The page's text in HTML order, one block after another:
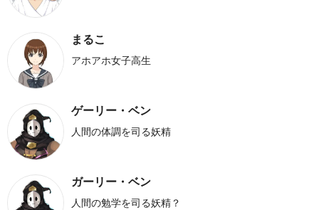
まるこ
アホアホ女子高生
ゲーリー・ベン
人間の体調を司る妖精
ガーリー・ベン
人間の勉学を司る妖精？